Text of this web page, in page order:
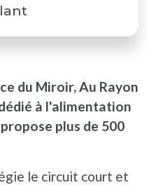
du Miroir, Au Rayon
à l'alimentation
plus de 500
le circuit court et